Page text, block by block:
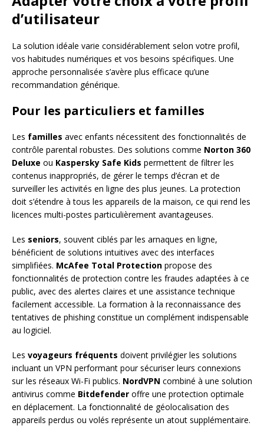
d’utilisateur
La solution idéale varie considérablement selon votre profil,
vos habitudes numériques et vos besoins spécifiques. Une
approche personnalisée s’avère plus efficace qu’une
recommandation générique.
Pour les particuliers et familles
Les familles avec enfants nécessitent des fonctionnalités de
contrôle parental robustes. Des solutions comme Norton 360
Deluxe ou Kaspersky Safe Kids permettent de filtrer les
contenus inappropriés, de gérer le temps d’écran et de
surveiller les activités en ligne des plus jeunes. La protection
doit s’étendre à tous les appareils de la maison, ce qui rend les
licences multi-postes particulièrement avantageuses.
Les seniors, souvent ciblés par les arnaques en ligne,
bénéficient de solutions intuitives avec des interfaces
simplifiées. McAfee Total Protection propose des
fonctionnalités de protection contre les fraudes adaptées à ce
public, avec des alertes claires et une assistance technique
facilement accessible. La formation à la reconnaissance des
tentatives de phishing constitue un complément indispensable
au logiciel.
Les voyageurs fréquents doivent privilégier les solutions
incluant un VPN performant pour sécuriser leurs connexions
sur les réseaux Wi-Fi publics. NordVPN combiné à une solution
antivirus comme Bitdefender offre une protection optimale
en déplacement. La fonctionnalité de géolocalisation des
appareils perdus ou volés représente un atout supplémentaire.